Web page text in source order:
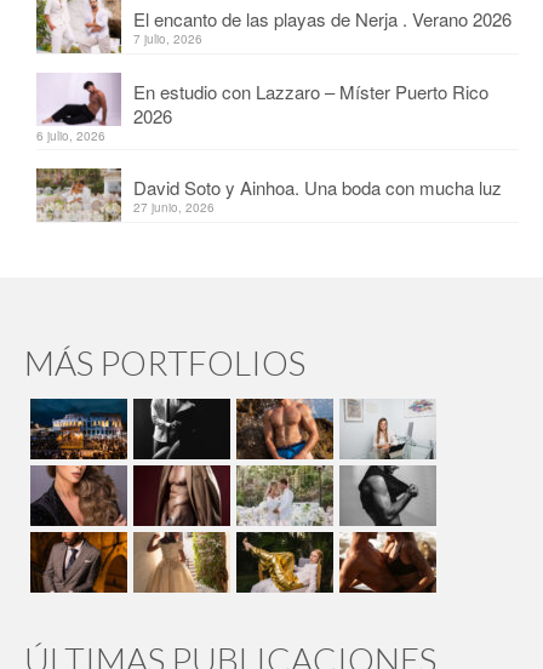
El encanto de las playas de Nerja . Verano 2026
7 julio, 2026
En estudio con Lazzaro – Míster Puerto Rico
2026
6 julio, 2026
David Soto y Ainhoa. Una boda con mucha luz
27 junio, 2026
MÁS PORTFOLIOS
ÚLTIMAS PUBLICACIONES